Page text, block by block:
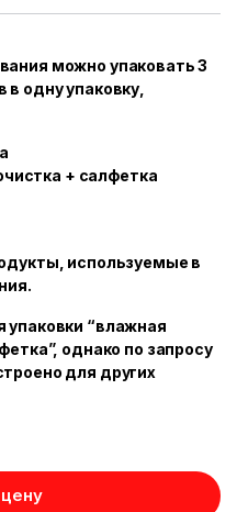
можно упаковать 3
одну упаковку,
+ салфетка
используемые в
упаковки “влажная
однако по запросу
для других